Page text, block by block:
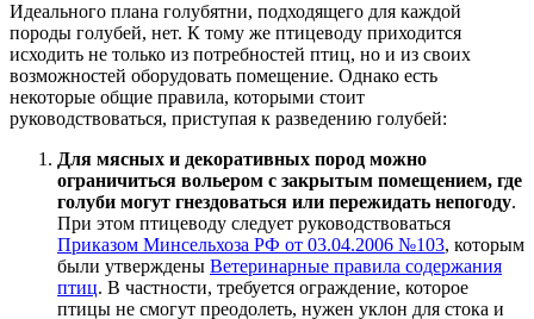
Идеального плана голубятни, подходящего для каждой
породы голубей, нет. К тому же птицеводу приходится
исходить не только из потребностей птиц, но и из своих
возможностей оборудовать помещение. Однако есть
некоторые общие правила, которыми стоит
руководствоваться, приступая к разведению голубей:
Для мясных и декоративных пород можно
ограничиться вольером с закрытым помещением, где
голуби могут гнездоваться или пережидать непогоду.
При этом птицеводу следует руководствоваться
Приказом Минсельхоза РФ от 03.04.2006 №103, которым
были утверждены Ветеринарные правила содержания
птиц. В частности, требуется ограждение, которое
птицы не смогут преодолеть, нужен уклон для стока и